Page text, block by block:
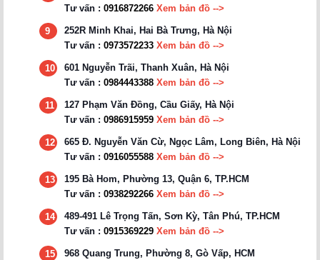
Tư vấn : 0916872266 Xem bản đồ -->
9
252R Minh Khai, Hai Bà Trưng, Hà Nội
Tư vấn : 0973572233 Xem bản đồ -->
10
601 Nguyễn Trãi, Thanh Xuân, Hà Nội
Tư vấn : 0984443388 Xem bản đồ -->
11
127 Phạm Văn Đồng, Cầu Giấy, Hà Nội
Tư vấn : 0986915959 Xem bản đồ -->
12
665 Đ. Nguyễn Văn Cừ, Ngọc Lâm, Long Biên, Hà Nội
Tư vấn : 0916055588 Xem bản đồ -->
13
195 Bà Hom, Phường 13, Quận 6, TP.HCM
Tư vấn : 0938292266 Xem bản đồ -->
14
489-491 Lê Trọng Tấn, Sơn Kỳ, Tân Phú, TP.HCM
Tư vấn : 0915369229 Xem bản đồ -->
15
968 Quang Trung, Phường 8, Gò Vấp, HCM